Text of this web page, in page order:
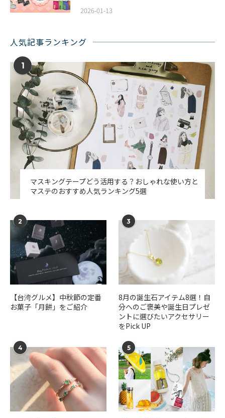
2026-01-13
人気記事ランキング
1
マスキングテープどう活用する？おしゃれな使い方と
マステのおすすめ人気ランキング5選
2
【台湾グルメ】中秋節の定番
お菓子「月餅」をご紹介
3
​​8月の誕生石アイテム8選！自
分へのご褒美や誕生日プレゼ
ントに選びたいアクセサリー
をPick UP
4 5